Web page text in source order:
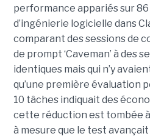
performance appariés sur
d’ingénierie logicielle dans
comparant des sessions de
de prompt ‘Caveman’ à des
identiques mais qui n’y
qu’une première évaluation
10 tâches indiquait des
cette réduction est tombée
à mesure que le test avançait